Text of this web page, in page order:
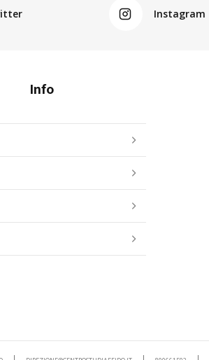
Instagram
Info